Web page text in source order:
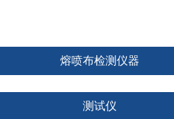
熔喷布检测仪器
测试仪